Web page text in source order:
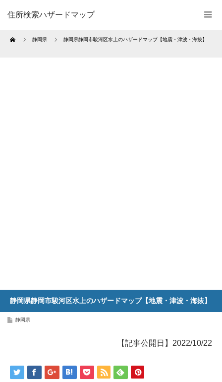
住所検索ハザードマップ
Home 静岡県 静岡県静岡市駿河区水上のハザードマップ【地震・津波・海抜】
静岡県静岡市駿河区水上のハザードマップ【地震・津波・海抜】
静岡県
【記事公開日】2022/10/22